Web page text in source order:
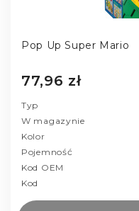
Pop Up Super Mario
77,96 zł
Typ
W magazynie
Kolor
Pojemność
Kod OEM
Kod